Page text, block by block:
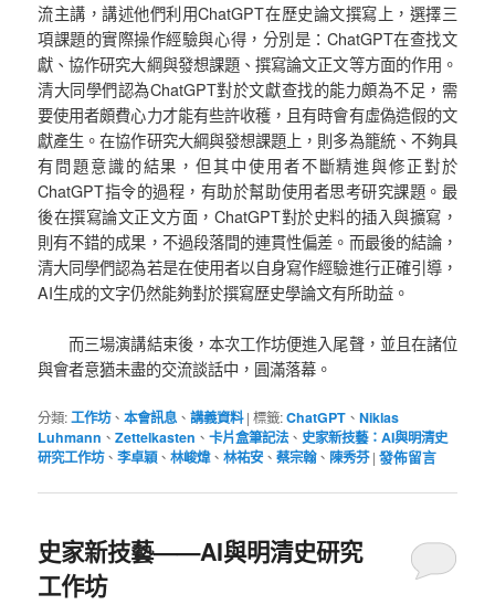
流主講，講述他們利用ChatGPT在歷史論文撰寫上，選擇三
項課題的實際操作經驗與心得，分別是：ChatGPT在查找文
獻、協作研究大綱與發想課題、撰寫論文正文等方面的作用。
清大同學們認為ChatGPT對於文獻查找的能力頗為不足，需
要使用者頗費心力才能有些許收穫，且有時會有虛偽造假的文
獻產生。在協作研究大綱與發想課題上，則多為籠統、不夠具
有問題意識的結果，但其中使用者不斷精進與修正對於
ChatGPT指令的過程，有助於幫助使用者思考研究課題。最
後在撰寫論文正文方面，ChatGPT對於史料的插入與擴寫，
則有不錯的成果，不過段落間的連貫性偏差。而最後的結論，
清大同學們認為若是在使用者以自身寫作經驗進行正確引導，
AI生成的文字仍然能夠對於撰寫歷史學論文有所助益。
而三場演講結束後，本次工作坊便進入尾聲，並且在諸位
與會者意猶未盡的交流談話中，圓滿落幕。
分類:工作坊、本會訊息 、講義資料 |標籤:ChatGPT 、Niklas
Luhmann 、Zettelkasten 、卡片盒筆記法、 史家新技藝：AI與明清史
研究工作坊、李卓穎、林峻煒、林祐安、蔡宗翰、 陳秀芬 |發佈留言
史家新技藝——AI與明清史研究
工作坊